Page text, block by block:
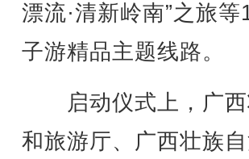
漂流·清新岭南”之旅
子游精品主题线路。
启动仪式上，广西
和旅游厅、广西壮族